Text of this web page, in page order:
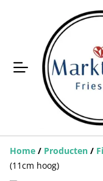
Home / Producten /
(11cm hoog)